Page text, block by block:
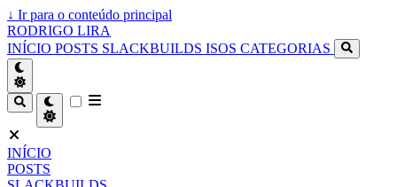
↓ Ir para o conteúdo principal
RODRIGO LIRA
INÍCIO POSTS SLACKBUILDS ISOS CATEGORIAS
INÍCIO
POSTS